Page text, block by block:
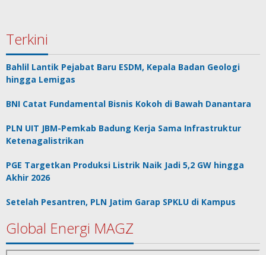
Terkini
Bahlil Lantik Pejabat Baru ESDM, Kepala Badan Geologi
hingga Lemigas
BNI Catat Fundamental Bisnis Kokoh di Bawah Danantara
PLN UIT JBM-Pemkab Badung Kerja Sama Infrastruktur
Ketenagalistrikan
PGE Targetkan Produksi Listrik Naik Jadi 5,2 GW hingga
Akhir 2026
Setelah Pesantren, PLN Jatim Garap SPKLU di Kampus
Global Energi MAGZ